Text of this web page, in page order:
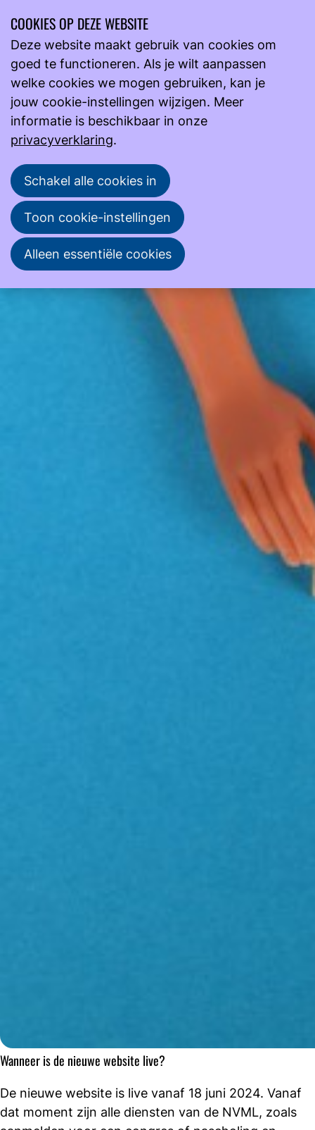
Actueel
Nieuws
FAQ Overstap naar nieuwe website en CRM-systeem
FAQ Overstap naar nieuwe website en CRM-systeem
verhuizing van de e-learning? Lees hier het
antwoord op de meest gestelde vragen.
NVML
14 augustus 2024
Wanneer is de nieuwe website live?
De nieuwe website is live vanaf 18 juni 2024. Vanaf
dat moment zijn alle diensten van de NVML, zoals
COOKIES OP DEZE WEBSITE
Deze website maakt gebruik van cookies om
goed te functioneren. Als je wilt aanpassen
welke cookies we mogen gebruiken, kan je
jouw cookie-instellingen wijzigen. Meer
informatie is beschikbaar in onze
privacyverklaring.
Schakel alle cookies in
Toon cookie-instellingen
Alleen essentiële cookies